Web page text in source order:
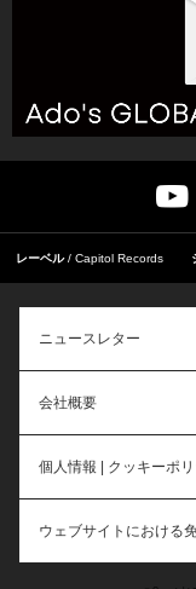
レーベル Capitol Records
ニュースレター
会社概要
個人情報 | クッキーポ
ウェブサイトにおける